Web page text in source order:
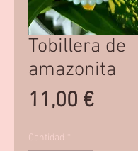
Tobillera de
amazonita
11,00 €Precio
Cantidad *